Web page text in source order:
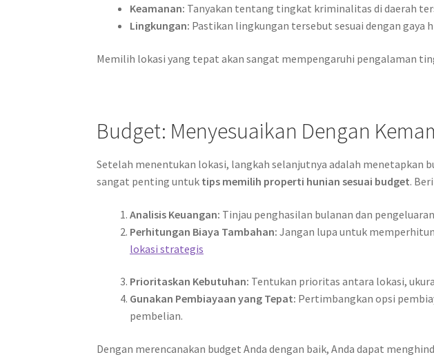
Keamanan: Tanyakan tentang tingkat kriminalitas di daerah
Lingkungan: Pastikan lingkungan tersebut sesuai dengan gaya
Memilih lokasi yang tepat akan sangat mempengaruhi pengalaman
Budget: Menyesuaikan Dengan
Setelah menentukan lokasi, langkah selanjutnya adalah menetapkan
sangat penting untuk tips memilih properti hunian sesuai budget.
Analisis Keuangan: Tinjau penghasilan bulanan dan
Perhitungan Biaya Tambahan: Jangan lupa untuk
lokasi strategis
Prioritaskan Kebutuhan: Tentukan prioritas antara lokasi,
Gunakan Pembiayaan yang Tepat: Pertimbangkan opsi
pembelian.
Dengan merencanakan budget Anda dengan baik, Anda dapat